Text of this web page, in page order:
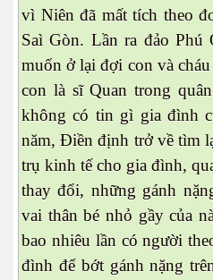
vì Niên đã mất tích theo
Saì Gòn. Lần ra đảo
muốn ở lại đợi con và
con là sĩ Quan trong
không có tin gì gia đình
năm, Điền định trở về tìm
trụ kinh tế cho gia đình,
thay đổi, những gánh
vai thân bé nhỏ gầy của
bao nhiêu lần có người
đình để bớt gánh nặng